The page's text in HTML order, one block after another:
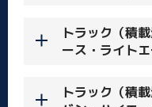
トラック（積
ース・ライト
トラック（積